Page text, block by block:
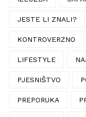
JESTE LI ZNALI?
KONTROVERZNO
LIFESTYLE
PJESNIŠTVO
PREPORUKA